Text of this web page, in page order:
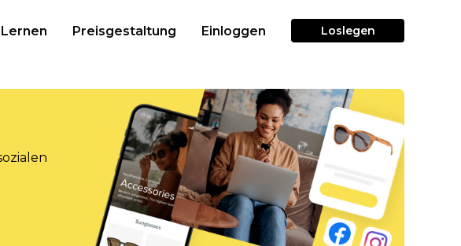
Lernen Preisgestaltung Einloggen Loslegen